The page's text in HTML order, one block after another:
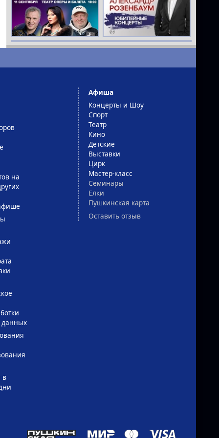
на
данных
в
Афиша
Концерты и Шоу
Спорт
Театр
Кино
Детские
Выставки
Цирк
Мастер-класс
Семинары
Елки
Пушкинская карта
Оставить отзыв